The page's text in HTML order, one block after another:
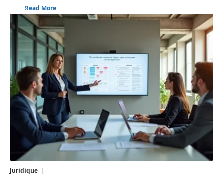
Read More
Juridique